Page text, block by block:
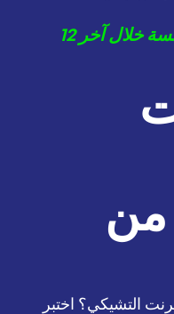
تم تقديم أكثر من 32 مليار جلسة خلال آخر 12
من
التشيكي؟ اختبر